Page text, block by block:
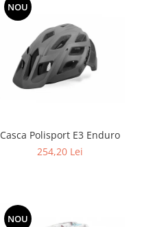
NOU
Casca Polisport E3 Enduro
254,20 Lei
NOU